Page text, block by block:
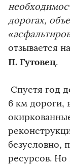
дорогах,
отзывается
П. Гутовец.
Спустя год
6 км дороги,
безусловно,
ресурсов. Но